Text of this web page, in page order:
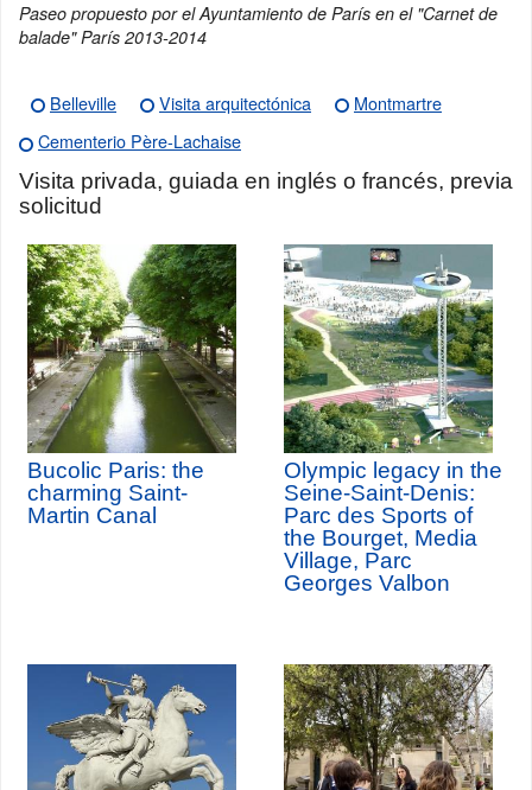
Paseo propuesto por el Ayuntamiento de París en el "Carnet de
balade" París 2013-2014
Belleville Visita arquitectónica
Montmartre
Cementerio Père-Lachaise
Visita privada, guiada en inglés o francés, previa
solicitud
Bucolic Paris: the
charming Saint-
Martin Canal
Olympic legacy in the
Seine-Saint-Denis:
Parc des Sports of
the Bourget, Media
Village, Parc
Georges Valbon